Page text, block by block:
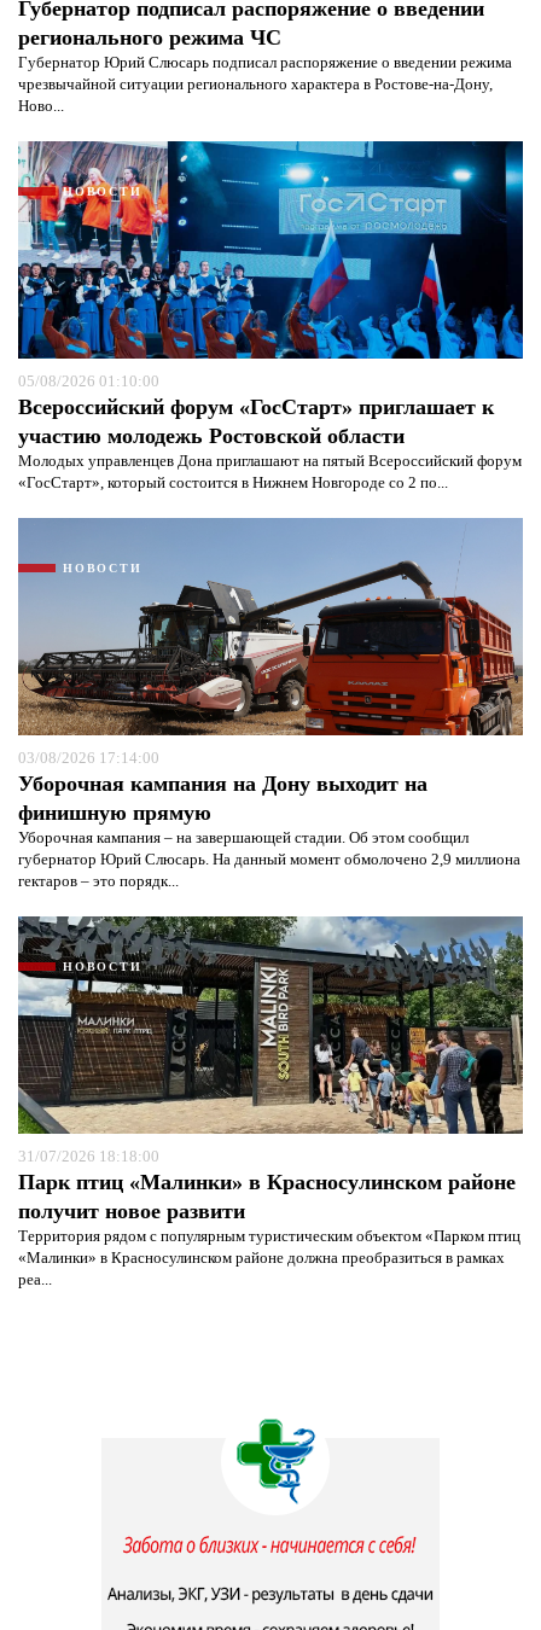
Губернатор подписал распоряжение о введении
регионального режима ЧС
Губернатор Юрий Слюсарь подписал распоряжение о введении режима
чрезвычайной ситуации регионального характера в Ростове-на-Дону,
Ново...
НОВОСТИ
05/08/2026 01:10:00
Всероссийский форум «ГосСтарт» приглашает к
участию молодежь Ростовской области
Молодых управленцев Дона приглашают на пятый Всероссийский форум
«ГосСтарт», который состоится в Нижнем Новгороде со 2 по...
НОВОСТИ
03/08/2026 17:14:00
Уборочная кампания на Дону выходит на
финишную прямую
Уборочная кампания – на завершающей стадии. Об этом сообщил
губернатор Юрий Слюсарь. На данный момент обмолочено 2,9 миллиона
гектаров – это порядк...
НОВОСТИ
31/07/2026 18:18:00
Парк птиц «Малинки» в Красносулинском районе
получит новое развити
Территория рядом с популярным туристическим объектом «Парком птиц
«Малинки» в Красносулинском районе должна преобразиться в рамках
реа...
Я согласен сполитикой конфиденциальности и
защиты информации*
Я согласен сполитикой конфиденциальности и
защиты информации*